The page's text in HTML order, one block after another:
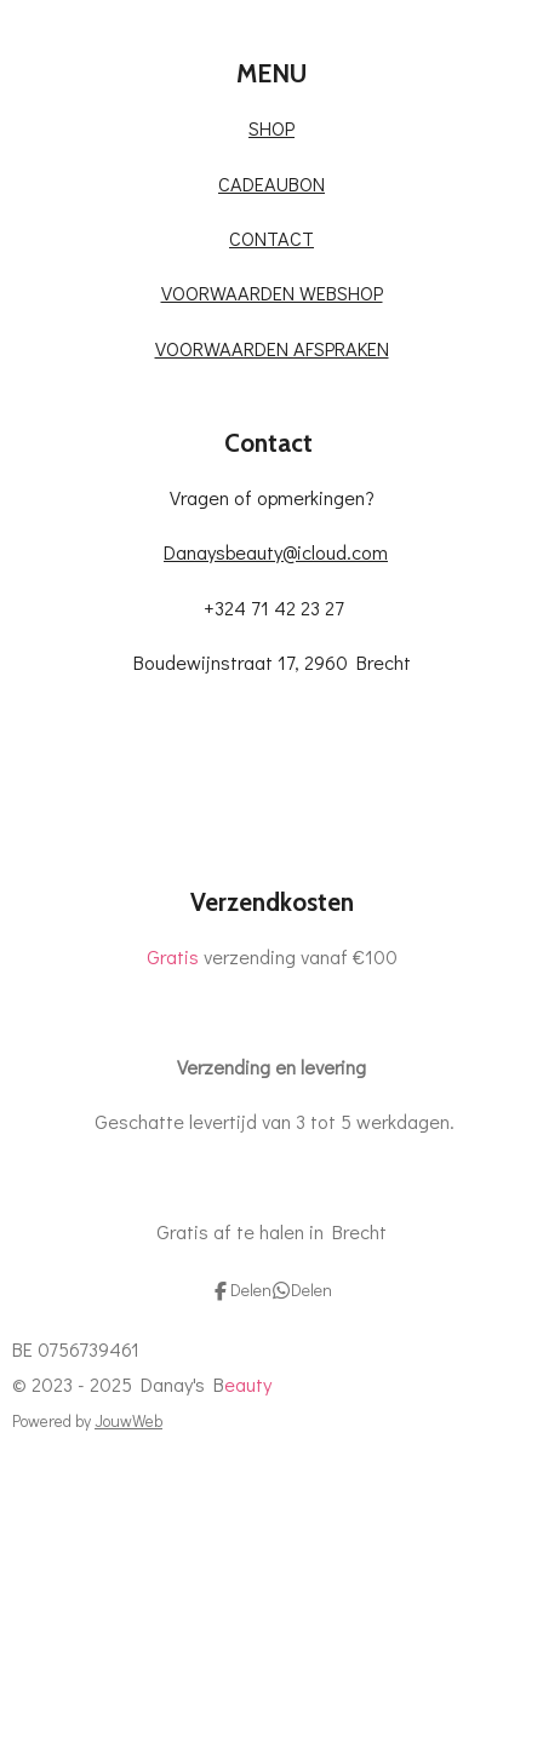
MENU
SHOP
CADEAUBON
CONTACT
VOORWAARDEN WEBSHOP
VOORWAARDEN AFSPRAKEN
Contact
Vragen of opmerkingen?
Danaysbeauty@icloud.com
+324 71 42 23 27
Boudewijnstraat 17, 2960 Brecht
Verzendkosten
Gratis verzending vanaf €100
Verzending en levering
Geschatte levertijd van 3 tot 5 werkdagen.
Gratis af te halen in Brecht
Delen Delen
BE 0756739461
© 2023 - 2025 Danay's Beauty
Powered byJouwWeb